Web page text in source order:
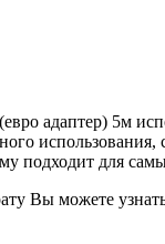
адаптер) 5м
подходит для
Вы можете